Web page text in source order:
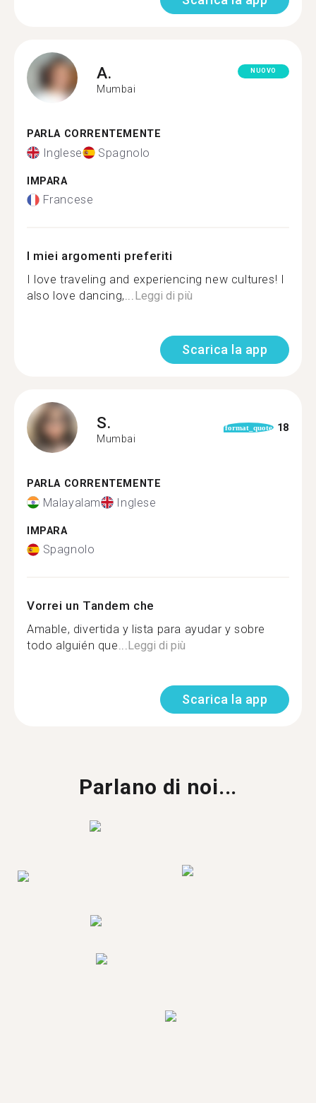
A.
Mumbai
NUOVO
PARLA CORRENTEMENTE
Inglese Spagnolo
IMPARA
Francese
I miei argomenti preferiti
I love traveling and experiencing new cultures! I
also love dancing,...Leggi di più
Scarica la app
S.
Mumbai
format_quote 18
PARLA CORRENTEMENTE
Malayalam Inglese
IMPARA
Spagnolo
Vorrei un Tandem che
Amable, divertida y lista para ayudar y sobre
todo alguién que...Leggi di più
Scarica la app
Parlano di noi...